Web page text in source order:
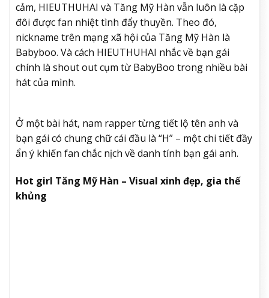
cảm, HIEUTHUHAI và Tăng Mỹ Hàn vẫn luôn là cặp
đôi được fan nhiệt tình đẩy thuyền. Theo đó,
nickname trên mạng xã hội của Tăng Mỹ Hàn là
Babyboo. Và cách HIEUTHUHAI nhắc về bạn gái
chính là shout out cụm từ BabyBoo trong nhiều bài
hát của mình.
Ở một bài hát, nam rapper từng tiết lộ tên anh và
bạn gái có chung chữ cái đầu là “H” – một chi tiết đầy
ẩn ý khiến fan chắc nịch về danh tính bạn gái anh.
Hot girl Tăng Mỹ Hàn – Visual xinh đẹp, gia thế
khủng